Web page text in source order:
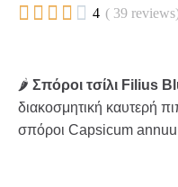
     4 ( 39
🌶️ Σπόροι τσίλι Filius
διακοσμητική καυτερή
σπόροι Capsicum